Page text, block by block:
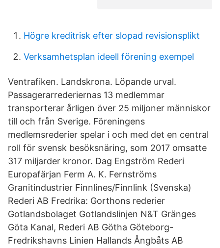
Högre kreditrisk efter slopad revisionsplikt
Verksamhetsplan ideell förening exempel
Ventrafiken. Landskrona. Löpande urval.
Passagerarrederiernas 13 medlemmar
transporterar årligen över 25 miljoner människor
till och från Sverige. Föreningens
medlemsrederier spelar i och med det en central
roll för svensk besöksnäring, som 2017 omsatte
317 miljarder kronor. Dag Engström Rederi
Europafärjan Ferm A. K. Fernströms
Granitindustrier Finnlines/Finnlink (Svenska)
Rederi AB Fredrika: Gorthons rederier
Gotlandsbolaget Gotlandslinjen N&T Gränges
Göta Kanal, Rederi AB Götha Göteborg-
Fredrikshavns Linien Hallands Ångbåts AB